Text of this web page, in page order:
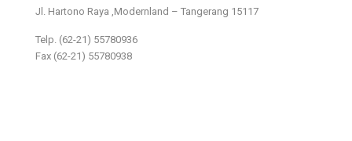
Jl. Hartono Raya ,Modernland – Tangerang 15117
Telp. (62-21) 55780936
Fax (62-21) 55780938